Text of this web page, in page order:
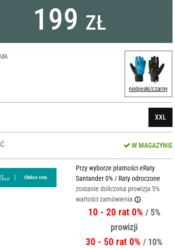
199 ZŁ
niebieski/czarny
XXL
W MAGAZYNIE
Przy wyborze płatności eRaty
Santander 0% / Raty odroczone
zostanie doliczona prowizja 5%
wartości zamówienia
10 - 20 rat 0% / 5%
prowizji
30 - 50 rat 0%/ 10%